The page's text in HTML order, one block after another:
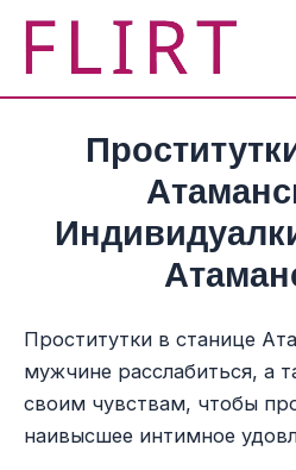
Перейти
содержимому
Проститутки в станице
мужчине расслабиться, а
своим чувствам, чтобы
наивысшее интимное